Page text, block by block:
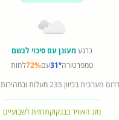
כרגעמעונן עם סיכוי לגשם
טמפרטורה31°עם72%לחות
דרום מערביתבכיוון 235מעלות ובמהירות
מזג האוויר בבנקוקתחזית לשבועיים